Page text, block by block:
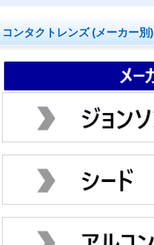
コンタクトレンズ (メーカー別)